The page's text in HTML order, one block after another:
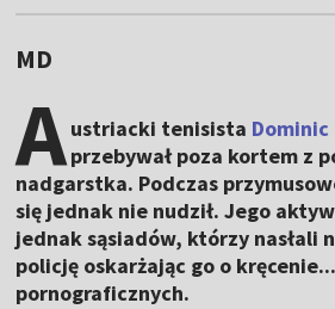
MD
Austriacki tenisista
przebywał poza kortem z
nadgarstka. Podczas
się jednak nie nudził. Jego
jednak sąsiadów, którzy nasłali
policję oskarżając go o
pornograficznych.